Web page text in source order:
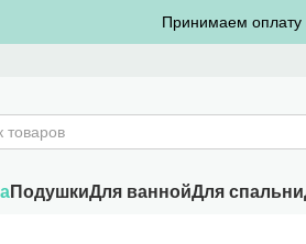
Принимаем оплату
ПодушкиДля ваннойДля спальни